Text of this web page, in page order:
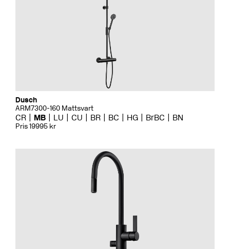
Dusch
ARM7300-160 Mattsvart
CR MB LU CU BR BC HG BrBC BN
Pris 19995 kr